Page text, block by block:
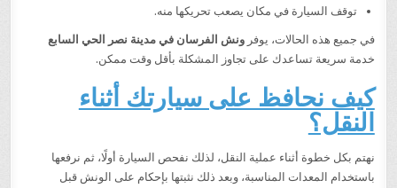
توقف السيارة في مكان يصعب تحريكها منه.
في جميع هذه الحالات، يوفرونش الفرسان في مدينة نصر الحي السابع
خدمة سريعة تساعدك على تجاوز المشكلة بأقل وقت ممكن.
كيف نحافظ على سيارتك أثناء
النقل؟
نهتم بكل خطوة أثناء عملية النقل، لذلك نفحص السيارة أولًا، ثم نرفعها
باستخدام المعدات المناسبة، وبعد ذلك نثبتها بإحكام على الونش قبل